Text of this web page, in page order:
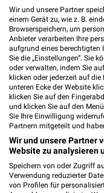
72458
Heute
570,60 km
Ernsting's
79098
Heute
639,03 km
Wir und unsere Partner
einem Gerät zu, wie z. B.
Browserspeichern, um
Anbieter verarbeiten Ihre
aufgrund eines berechtigten
Sie die „Einstellungen“. Sie
oder verwalten, indem Sie
klicken oder jederzeit auf
unteren Ecke der Website
klicken Sie auf den
und klicken Sie auf den
Sie Ihre Einwilligung
Partnern mitgeteilt und
Wir und unsere Partner
Website zu analysieren
Speichern von oder Zugriff
Verwendung reduzierter
von Profilen für